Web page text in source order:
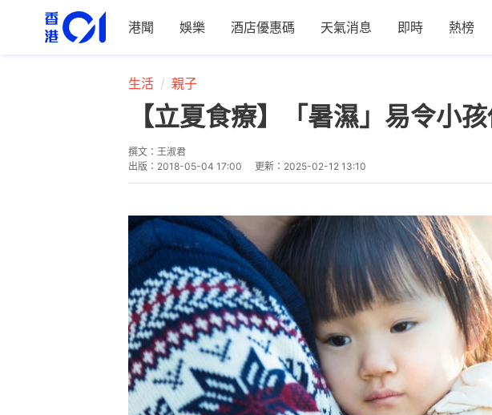
港聞 娛樂 酒店優惠碼 天氣消息 即時 熱榜
生活 親子
【立夏食療】「暑濕」易令
撰文： 王淑君
出版： 2018-05-04 17:00 更新： 2025-02-12 13:10